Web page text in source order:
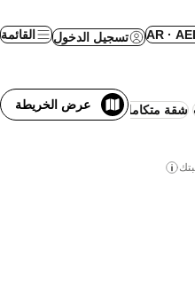
AR · تسجيل الدخول القائمة
شقة متكاملة الخدمات واي فاي
عرض الخريطة